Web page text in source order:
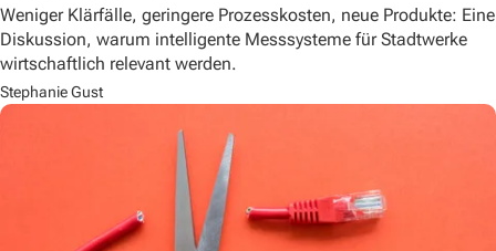
Weniger Klärfälle, geringere Prozesskosten, neue Produkte: Eine
Diskussion, warum intelligente Messsysteme für Stadtwerke
wirtschaftlich relevant werden.
Stephanie Gust